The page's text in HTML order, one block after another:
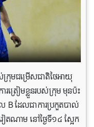
ក្រុមជម្រើសជាតិថៃអាយុ
ត្រៀមខ្លួនរបស់ក្រុម មុនប៉ះ
B ដែលជាការប្រកួតបាល់
ណាម នៅថ្ងៃទី១៤ ស្អែក